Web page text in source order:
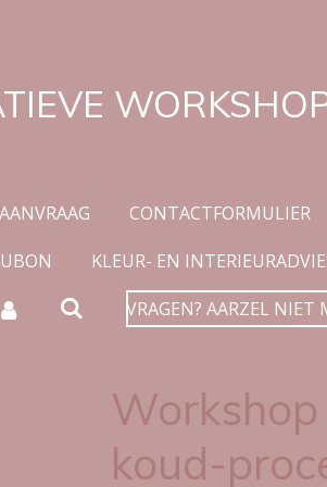
CONTACTFORMULIER
KLEUR- EN
VRAGEN? AARZEL NIET
koud-